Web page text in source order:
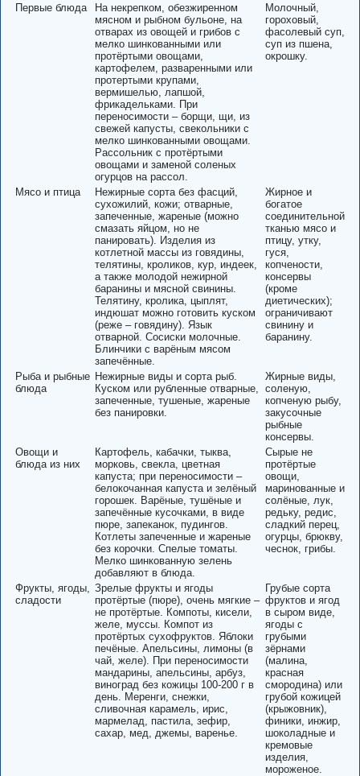
Первые блюда
На некрепком, обезжиренном
мясном и рыбном бульоне, на
отварах из овощей и грибов с
мелко шинкованными или
протёртыми овощами,
картофелем, разваренными или
протертыми крупами,
вермишелью, лапшой,
фрикадельками. При
переносимости – борщи, щи, из
свежей капусты, свекольники с
мелко шинкованными овощами.
Рассольник с протёртыми
овощами и заменой соленых
огурцов на рассол.
Молочный,
гороховый,
фасолевый суп,
суп из пшена,
окрошку.
Мясо и птица
Нежирные сорта без фасций,
сухожилий, кожи; отварные,
запеченные, жареные (можно
смазать яйцом, но не
панировать). Изделия из
котлетной массы из говядины,
телятины, кроликов, кур, индеек,
а также молодой нежирной
баранины и мясной свинины.
Телятину, кролика, цыплят,
индюшат можно готовить куском
(реже – говядину). Язык
отварной. Сосиски молочные.
Блинчики с варёным мясом
запечённые.
Жирное и
богатое
соединительной
тканью мясо и
птицу, утку,
гуся,
копчености,
консервы
(кроме
диетических);
ограничивают
свинину и
баранину.
Рыба и рыбные
блюда
Нежирные виды и сорта рыб.
Куском или рубленные отварные,
запеченные, тушеные, жареные
без панировки.
Жирные виды,
соленую,
копченую рыбу,
закусочные
рыбные
консервы.
Овощи и
блюда из них
Картофель, кабачки, тыква,
морковь, свекла, цветная
капуста; при переносимости –
белокочанная капуста и зелёный
горошек. Варёные, тушёные и
запечённые кусочками, в виде
пюре, запеканок, пудингов.
Котлеты запеченные и жареные
без корочки. Спелые томаты.
Мелко шинкованную зелень
добавляют в блюда.
Сырые не
протёртые
овощи,
маринованные и
солёные, лук,
редьку, редис,
сладкий перец,
огурцы, брюкву,
чеснок, грибы.
Фрукты, ягоды,
сладости
Зрелые фрукты и ягоды
протёртые (пюре), очень мягкие –
не протёртые. Компоты, кисели,
желе, муссы. Компот из
протёртых сухофруктов. Яблоки
печёные. Апельсины, лимоны (в
чай, желе). При переносимости
мандарины, апельсины, арбуз,
виноград без кожицы 100-200 г в
день. Меренги, снежки,
сливочная карамель, ирис,
мармелад, пастила, зефир,
сахар, мед, джемы, варенье.
Грубые сорта
фруктов и ягод
в сыром виде,
ягоды с
грубыми
зёрнами
(малина,
красная
смородина) или
грубой кожицей
(крыжовник),
финики, инжир,
шоколадные и
кремовые
изделия,
мороженое.